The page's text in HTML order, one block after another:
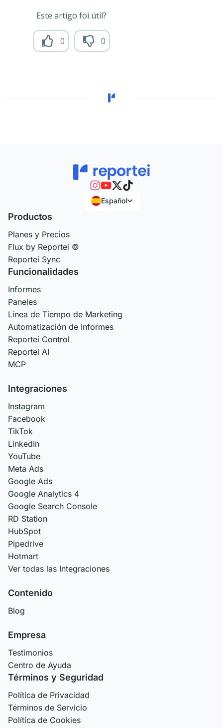
Este artigo foi útil?
0 0
Español
Productos
Planes y Precios
Flux by Reportei ©
Reportei Sync
Funcionalidades
Informes
Paneles
Línea de Tiempo de Marketing
Automatización de Informes
Reportei Control
Reportei AI
MCP
Integraciones
Instagram
Facebook
TikTok
LinkedIn
YouTube
Meta Ads
Google Ads
Google Analytics 4
Google Search Console
RD Station
HubSpot
Pipedrive
Hotmart
Ver todas las Integraciones
Contenido
Blog
Empresa
Testimonios
Centro de Ayuda
Términos y Seguridad
Política de Privacidad
Términos de Servicio
Política de Cookies